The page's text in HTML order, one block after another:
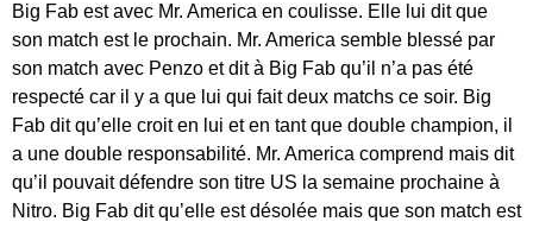
Big Fab est avec Mr. America en coulisse. Elle lui dit que
son match est le prochain. Mr. America semble blessé par
son match avec Penzo et dit à Big Fab qu’il n’a pas été
respecté car il y a que lui qui fait deux matchs ce soir. Big
Fab dit qu’elle croit en lui et en tant que double champion, il
a une double responsabilité. Mr. America comprend mais dit
qu’il pouvait défendre son titre US la semaine prochaine à
Nitro. Big Fab dit qu’elle est désolée mais que son match est